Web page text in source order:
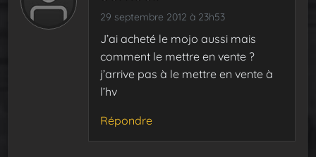
29 septembre 2012 à 23h53
J’ai acheté le mojo aussi mais
comment le mettre en vente ?
j’arrive pas à le mettre en vente à
l’hv
Répondre